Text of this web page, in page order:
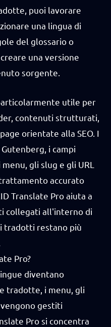
puoi lavorare
una lingua di
del glossario o
una versione
sorgente.
utile per
contenuti strutturati,
orientate alla SEO. I
i campi
gli slug e gli URL
accurato
Translate Pro aiuta a
collegati all'interno di
tradotti restano più
Pro?
diventano
tradotte, i menu, gli
gestiti
Pro si concentra